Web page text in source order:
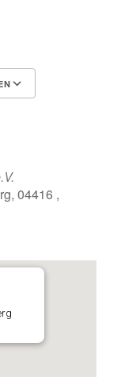
04416 ,